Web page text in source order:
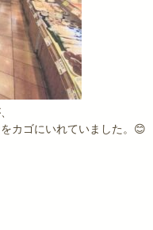
カゴにいれていました。😊